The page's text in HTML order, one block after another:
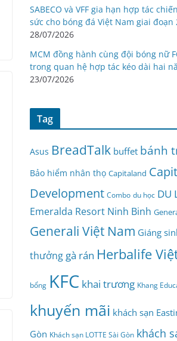
SABECO và VFF gia hạn hợp tác
sức cho bóng đá Việt Nam giai đoạn
28/07/2026
MCM đồng hành cùng đội bóng nữ
trong quan hệ hợp tác kéo dài hai
23/07/2026
Tag
Asus BreadTalk buffet bánh
Bảo hiểm nhân thọ Capitaland
Development Combo du học DU
Emeralda Resort Ninh Binh
Generali Việt Nam Giáng
thưởng gà rán Herbalife
bổng KFC khai trương Khang
khuyến mãi khách sạn
Gòn Khách sạn LOTTE Sài Gòn khách